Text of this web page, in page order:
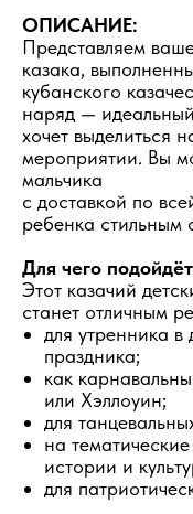
ОПИСАНИЕ:
Представляем
казака,
кубанского
наряд —
хочет выделиться
мероприятии. Вы
мальчика
с доставкой по
ребенка стильным
Для чего
Этот казачий
станет отличным
для утренника в
праздника;
как
или Хэллоуин;
для
на
истории и
для